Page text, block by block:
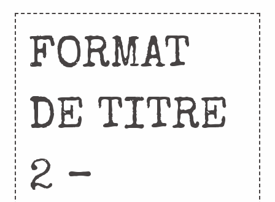
FORMAT
DE TITRE
2 –